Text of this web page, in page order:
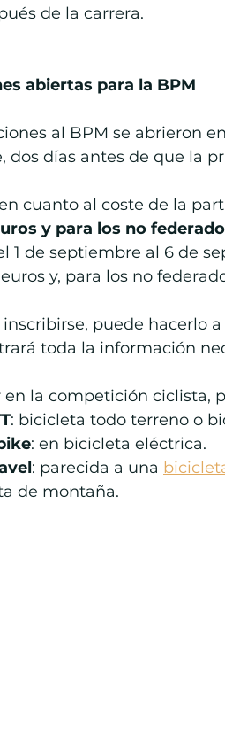
de la carrera.
abiertas para la BPM
al BPM se abrieron
dos días antes de que la
cuanto al coste de la
y para los no
1 de septiembre al 6 de
y, para los no
puede hacerlo
toda la información
en la competición ciclista,
: bicicleta todo terreno o
: en bicicleta eléctrica.
: parecida a una
de montaña.